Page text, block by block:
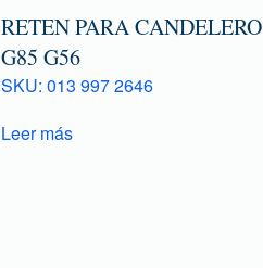
RETEN PARA CANDELERO
G85 G56
SKU: 013 997 2646
Leer más